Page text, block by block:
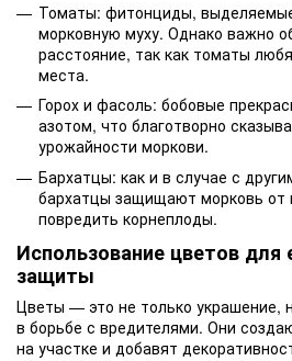
Томаты: фитонциды,
морковную муху. Однако важно
расстояние, так как томаты
места.
Горох и фасоль: бобовые
азотом, что благотворно
урожайности моркови.
Бархатцы: как и в случае с
бархатцы защищают морковь от
повредить корнеплоды.
Использование цветов для
защиты
Цветы — это не только украшение,
в борьбе с вредителями. Они
на участке и добавят